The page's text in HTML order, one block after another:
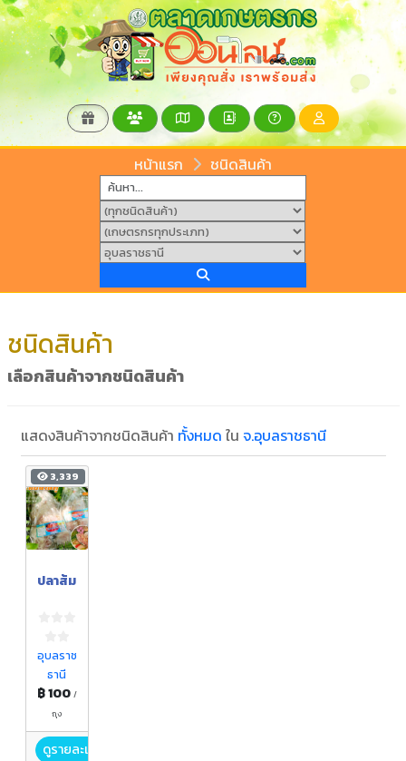
หน้าแรก ชนิดสินค้า
ชนิดสินค้า
เลือกสินค้าจากชนิดสินค้า
แสดงสินค้าจากชนิดสินค้า ทั้งหมด ใน จ.อุบลราชธานี
3,339
ปลาส้ม
อุบลราช
ธานี
฿ 100 /
ถุง
ดูรายละเอียด